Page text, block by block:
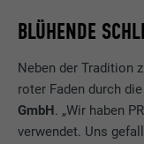
BLÜHENDE
Neben der Tradition
roter Faden durch
GmbH. „Wir haben
verwendet. Uns